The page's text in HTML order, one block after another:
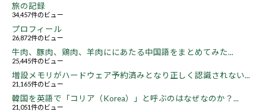
旅の記録
34,457件のビュー
プロフィール
26,872件のビュー
牛肉、豚肉、鶏肉、羊肉ににあたる中国語をまとめてみた...
25,445件のビュー
増設メモリがハードウェア予約済みとなり正しく認識されない...
21,165件のビュー
韓国を英語で「コリア（Korea）」と呼ぶのはなぜなのか？...
21,051件のビュー